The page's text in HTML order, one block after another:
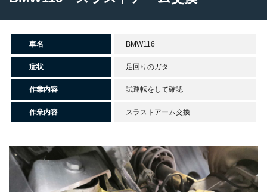
車名 BMW116
症状 足回りのガタ
作業内容 試運転をして確認
作業内容 スラストアーム交換